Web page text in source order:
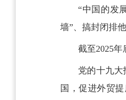
“中国的发
墙”、搞封闭排
截至2025
党的十九大
国，促进外贸